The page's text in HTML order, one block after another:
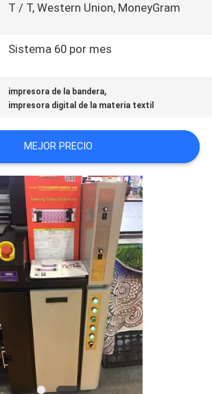
T / T, Western Union, MoneyGram
Sistema 60 por mes
impresora de la bandera,
impresora digital de la materia textil
MEJOR PRECIO